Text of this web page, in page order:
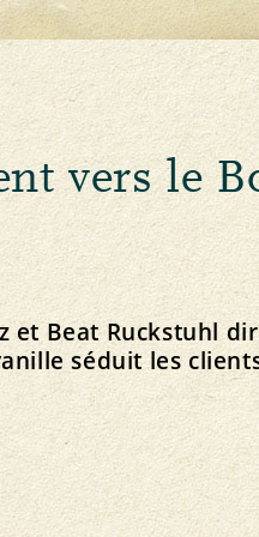
de chez vous
vers le
et Beat Ruckstuhl
séduit les